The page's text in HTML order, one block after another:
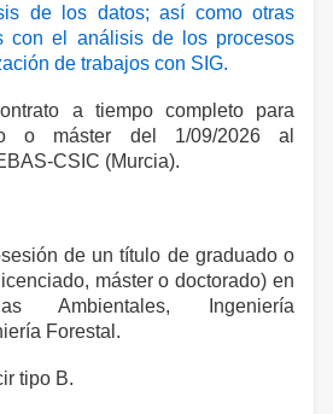
de los datos; así como otras
con el análisis de los procesos
de trabajos con SIG.
a tiempo completo para
o máster del 1/09/2026 al
CSIC (Murcia).
de un título de graduado o
máster o doctorado) en
Ambientales, Ingeniería
Forestal.
tipo B.